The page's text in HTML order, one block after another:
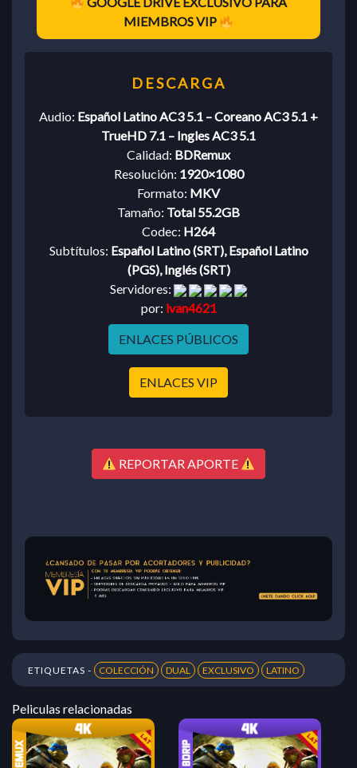
MIEMBROS VIP
Audio: Español Latino AC3 5.1 – Coreano AC3 5.1 +
TrueHD 7.1 – Ingles AC3 5.1
Calidad: BDRemux
Resolución: 1920×1080
Formato: MKV
Tamaño: Total 55.2GB
Codec: H264
Subtítulos: Español Latino (SRT), Español Latino
(PGS), Inglés (SRT)
Servidores:
por: ivan4621
ENLACES PÚBLICOS
ENLACES VIP
REPORTAR APORTE
ETIQUETAS - COLECCIÓN DUAL EXCLUSIVO LATINO
Peliculas relacionadas